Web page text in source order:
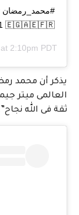
🇪🇬🇦🇪🇫🇷🌍
2:10pm PDT
يذكر أن محمد
العالمى ميتر
ثقة فى الله